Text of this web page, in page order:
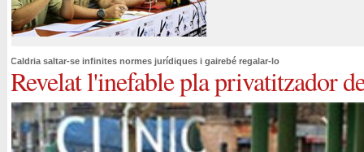
Caldria saltar-se infinites normes jurídiques i gairebé regalar-lo
Revelat l'inefable pla privatitzador